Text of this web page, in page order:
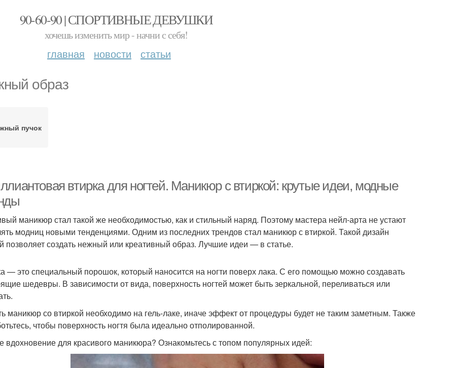
90-60-90 | СПОРТИВНЫЕ ДЕВУШКИ
хочешь изменить мир - начни с себя!
главная новости статьи
образ
пучок
втирка для ногтей. Маникюр с втиркой: крутые идеи, модные
маникюр стал такой же необходимостью, как и стильный наряд. Поэтому мастера нейл-арта не устают
модниц новыми тенденциями. Одним из последних трендов стал маникюр с втиркой. Такой дизайн
позволяет создать нежный или креативный образ. Лучшие идеи — в статье.
— это специальный порошок, который наносится на ногти поверх лака. С его помощью можно создавать
шедевры. В зависимости от вида, поверхность ногтей может быть зеркальной, переливаться или
маникюр со втиркой необходимо на гель-лаке, иначе эффект от процедуры будет не таким заметным. Также
чтобы поверхность ногтя была идеально отполированной.
вдохновение для красивого маникюра? Ознакомьтесь с топом популярных идей: